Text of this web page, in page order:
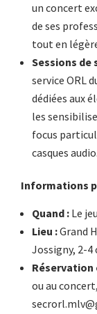
un concert
de ses
tout en
Sessions de
service ORL
dédiées aux
les
focus
casques audio.
Informations
Quand : Le
Lieu :Grand
Jossigny, 2-4
ou au